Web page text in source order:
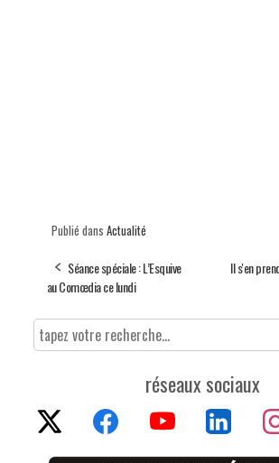
Publié dans Actualité
Séance spéciale : L’Esquive
au Comœdia ce lundi
Il s'en
réseaux sociaux